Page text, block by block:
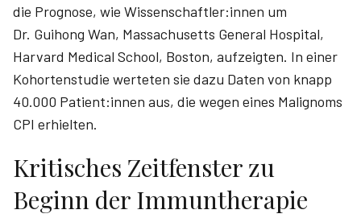
die Prognose, wie Wissenschaftler:innen um
Dr. Guihong Wan, Massachusetts General Hospital,
Harvard Medical School, Boston, aufzeigten. In einer
Kohortenstudie werteten sie dazu Daten von knapp
40.000 Patient:innen aus, die wegen eines Malignoms
CPI erhielten.
Kritisches Zeitfenster zu
Beginn der Immuntherapie